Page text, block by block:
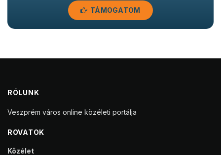
TÁMOGATOM
RÓLUNK
Veszprém város online közéleti portálja
ROVATOK
Közélet